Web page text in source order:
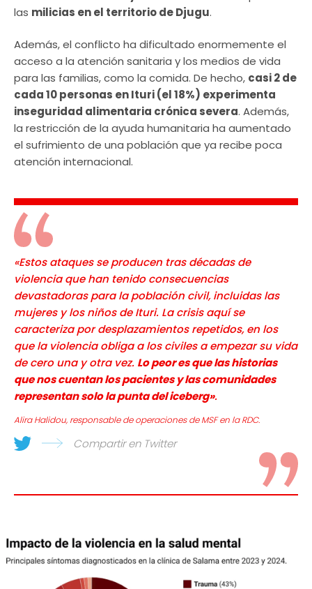
las milicias en el territorio de Djugu.
Además, el conflicto ha dificultado enormemente el
acceso a la atención sanitaria y los medios de vida
para las familias, como la comida. De hecho, casi 2 de
cada 10 personas en Ituri (el 18%) experimenta
inseguridad alimentaria crónica severa. Además,
la restricción de la ayuda humanitaria ha aumentado
el sufrimiento de una población que ya recibe poca
atención internacional.
«Estos ataques se producen tras décadas de
violencia que han tenido consecuencias
devastadoras para la población civil, incluidas las
mujeres y los niños de Ituri. La crisis aquí se
caracteriza por desplazamientos repetidos, en los
que la violencia obliga a los civiles a empezar su vida
de cero una y otra vez. Lo peor es que las historias
que nos cuentan los pacientes y las comunidades
representan solo la punta del iceberg».
Alira Halidou, responsable de operaciones de MSF en la RDC.
Compartir en Twitter